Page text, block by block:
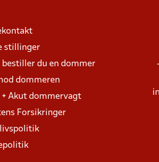
stillinger
bestiller du en dommer
dommeren
+ Akut dommervagt
Forsikringer